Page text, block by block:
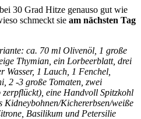
30 Grad Hitze genauso gut wie
schmeckt sie am nächsten Tag
ca. 70 ml Olivenöl, 1 große
Thymian, ein Lorbeerblatt, drei
1 Lauch, 1 Fenchel,
2 -3 große Tomaten, zwei
eine Handvoll Spitzkohl
Kidneybohnen/Kichererbsen/weiße
Basilikum und Petersilie